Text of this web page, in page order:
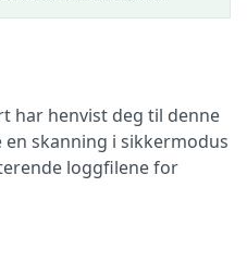
har henvist deg til denne
skanning i sikkermodus
loggfilene for